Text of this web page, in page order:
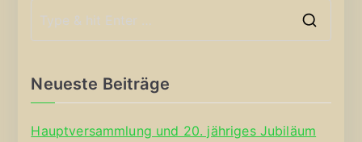
Neueste Beiträge
Hauptversammlung und 20. jähriges Jubiläum